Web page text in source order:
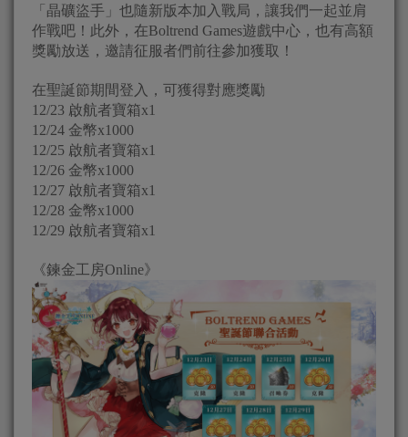
「晶礦盜手」也隨新版本加入戰局，讓我們一起並肩
作戰吧！此外，在Boltrend Games遊戲中心，也有高額
獎勵放送，邀請征服者們前往參加獲取！
在聖誕節期間登入，可獲得對應獎勵
12/23 啟航者寶箱x1
12/24 金幣x1000
12/25 啟航者寶箱x1
12/26 金幣x1000
12/27 啟航者寶箱x1
12/28 金幣x1000
12/29 啟航者寶箱x1
《鍊金工房Online》